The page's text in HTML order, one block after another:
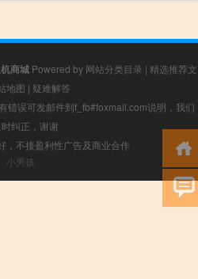
商城Powered by 网站分类目录 | 精选推荐文
地图 | 疑难解答
错误可发邮件到f_fb#foxmail.com说明，我们
纠正，谢谢
，不接盈利性广告及商业合作
小男孩